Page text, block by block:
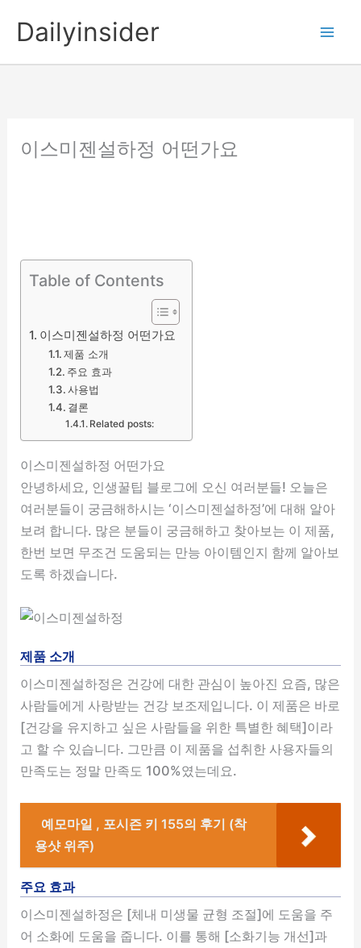
Dailyinsider
이스미젠설하정 어떤가요
Table of Contents
이스미젠설하정 어떤가요
제품 소개
주요 효과
사용법
결론
Related posts:
이스미젠설하정 어떤가요
안녕하세요, 인생꿀팁 블로그에 오신 여러분들! 오늘은
여러분들이 궁금해하시는 ‘이스미젠설하정’에 대해 알아
보려 합니다. 많은 분들이 궁금해하고 찾아보는 이 제품,
한번 보면 무조건 도움되는 만능 아이템인지 함께 알아보
도록 하겠습니다.
제품 소개
이스미젠설하정은 건강에 대한 관심이 높아진 요즘, 많은
사람들에게 사랑받는 건강 보조제입니다. 이 제품은 바로
[건강을 유지하고 싶은 사람들을 위한 특별한 혜택]이라
고 할 수 있습니다. 그만큼 이 제품을 섭취한 사용자들의
만족도는 정말 만족도 100%였는데요.
예모마일 , 포시즌 키 155의 후기 (착
용샷 위주)
주요 효과
이스미젠설하정은 [체내 미생물 균형 조절]에 도움을 주
어 소화에 도움을 줍니다. 이를 통해 [소화기능 개선]과